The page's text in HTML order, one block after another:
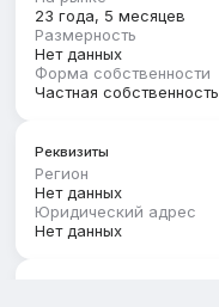
23 года, 5 месяцев
Размерность
Нет данных
Форма собственности
Частная собственность
Реквизиты
Регион
Нет данных
Юридический адрес
Нет данных